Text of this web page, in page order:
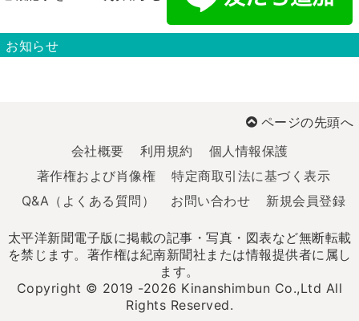
お知らせ
ページの先頭へ
会社概要
利用規約
個人情報保護
著作権および肖像権
特定商取引法に基づく表示
Q&A（よくある質問）
お問い合わせ 新規会員登録
太平洋新聞電子版に掲載の記事・写真・図表など無断転載
を禁じます。著作権は紀南新聞社または情報提供者に属し
ます。
Copyright © 2019 -2026 Kinanshimbun Co.,Ltd All
Rights Reserved.